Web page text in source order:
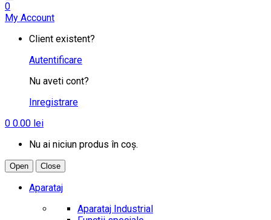
0
My Account
Client existent?
Autentificare
Nu aveti cont?
Inregistrare
0 0.00 lei
Nu ai niciun produs în coș.
Open Close
Aparataj
Aparataj Industrial